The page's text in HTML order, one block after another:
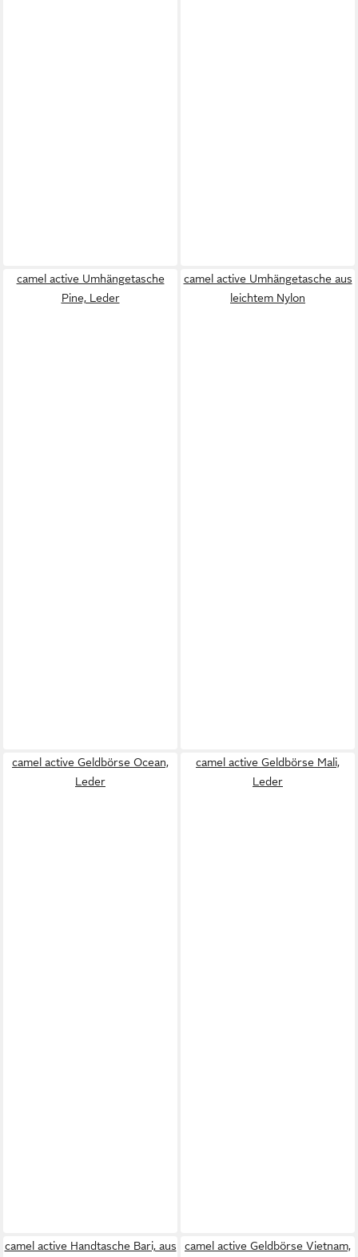
camel active Umhängetasche
Pine, Leder
camel active Umhängetasche aus
leichtem Nylon
camel active Geldbörse Ocean,
Leder
camel active Geldbörse Mali,
Leder
camel active Handtasche Bari, aus
camel active Geldbörse Vietnam,